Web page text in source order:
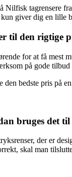
Nilfisk tagrensere
giver dig en lille
til den rigtige
for at få mest
på gode
bedste pris på
bruges det til
der er
skal man